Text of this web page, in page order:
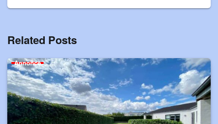
Related Posts
Annonce